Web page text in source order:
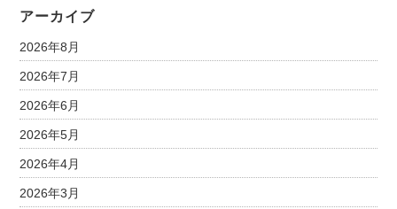
アーカイブ
2026年8月
2026年7月
2026年6月
2026年5月
2026年4月
2026年3月